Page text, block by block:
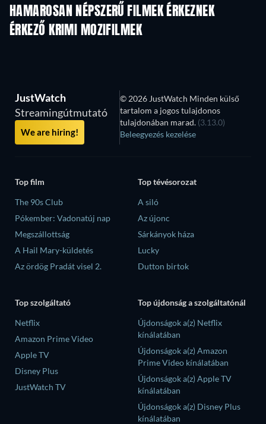
HAMAROSAN NÉPSZERŰ FILMEK ÉRKEZNEK
ÉRKEZŐ KRIMI MOZIFILMEK
JustWatch
Streamingútmutató
We are hiring!
© 2026 JustWatch Minden külső
tartalom a jogos tulajdonos
tulajdonában marad. (3.13.0)
Beleegyezés kezelése
Top film
The 90s Club
Pókember: Vadonatúj nap
Megszállottság
A Hail Mary-küldetés
Az ördög Pradát visel 2.
Top tévésorozat
A siló
Az újonc
Sárkányok háza
Lucky
Dutton birtok
Top szolgáltató
Netflix
Amazon Prime Video
Apple TV
Disney Plus
JustWatch TV
Top újdonság a szolgáltatónál
Újdonságok a(z) Netflix
kínálatában
Újdonságok a(z) Amazon
Prime Video kínálatában
Újdonságok a(z) Apple TV
kínálatában
Újdonságok a(z) Disney Plus
kínálatában